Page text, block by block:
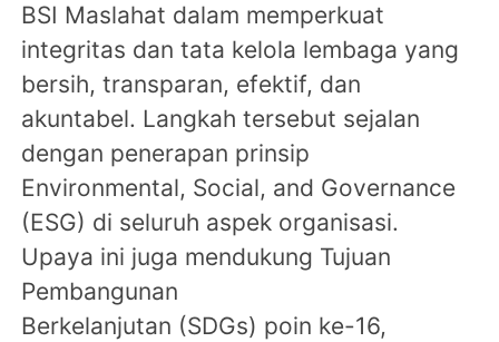
BSI Maslahat dalam memperkuat
integritas dan tata kelola lembaga yang
bersih, transparan, efektif, dan
akuntabel. Langkah tersebut sejalan
dengan penerapan prinsip
Environmental, Social, and Governance
(ESG) di seluruh aspek organisasi.
Upaya ini juga mendukung Tujuan
Pembangunan
Berkelanjutan (SDGs) poin ke-16,